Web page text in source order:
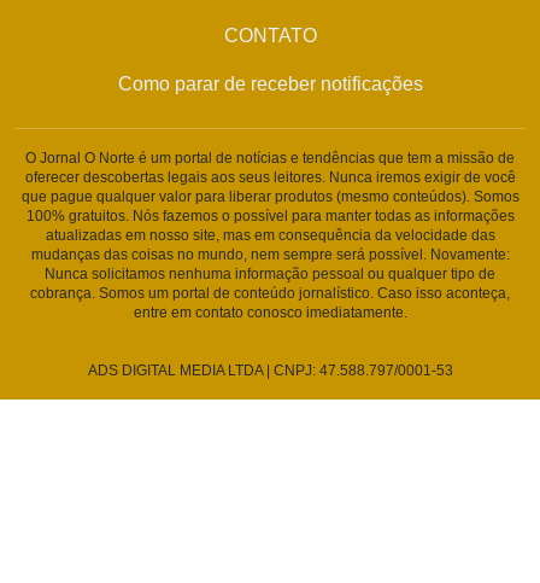
CONTATO
Como parar de receber notificações
O Jornal O Norte é um portal de notícias e tendências que tem a missão de
oferecer descobertas legais aos seus leitores. Nunca iremos exigir de você
que pague qualquer valor para liberar produtos (mesmo conteúdos). Somos
100% gratuitos. Nós fazemos o possível para manter todas as informações
atualizadas em nosso site, mas em consequência da velocidade das
mudanças das coisas no mundo, nem sempre será possível. Novamente:
Nunca solicitamos nenhuma informação pessoal ou qualquer tipo de
cobrança. Somos um portal de conteúdo jornalístico. Caso isso aconteça,
entre em contato conosco imediatamente.
ADS DIGITAL MEDIA LTDA | CNPJ: 47.588.797/0001-53